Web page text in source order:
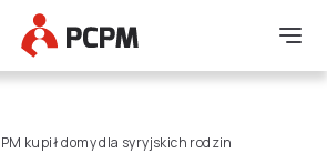
Główne Logo
kupił domy dla syryjskich rodzin